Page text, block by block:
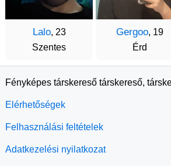
Lalo, 23
Szentes
Gergoo, 19
Érd
Fényképes társkereső társkereső,
Elérhetőségek
Felhasználási feltételek
Adatkezelési nyilatkozat